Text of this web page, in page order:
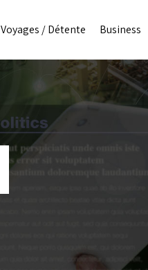
Voyages / Détente Business